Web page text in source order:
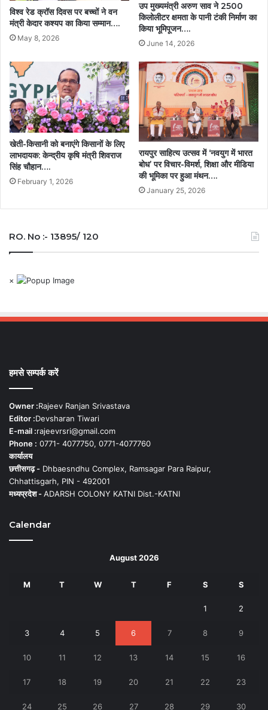
विश्व रेड क्रॉस दिवस पर बच्चों ने वन
मंत्री केदार कश्यप का किया सम्मान….
May 8, 2026
उप मुख्यमंत्री अरुण साव ने 2500
किलोलीटर क्षमता के पानी टंकी निर्माण का
किया भूमिपूजन….
June 14, 2026
खेती-किसानी को बनाएंगे किसानों के लिए
लाभदायक: केन्द्रीय कृषि मंत्री शिवराज
सिंह चौहान….
February 1, 2026
रायपुर साहित्य उत्सव में ‘नवयुग में भारत
बोध’ पर विचार-विमर्श, शिक्षा और मीडिया
की भूमिका पर हुआ मंथन….
January 25, 2026
RO. No :- 13895/ 120
×
हमसे सम्पर्क करें
Owner :Rajeev Ranjan Srivastava
Editor :Devsharan Tiwari
E-mail :rajeevrsri@gmail.com
Phone : 0771- 4077750, 0771-4077760
कार्यालय
छत्तीसगढ़ - Dhbaesndhu Complex, Ramsagar Para Raipur,
Chhattisgarh, PIN - 492001
मध्यप्रदेश -ADARSH COLONY KATNI Dist.-KATNI
Calendar
August 2026
M T W T F S S
1 2
3 4 5 6 7 8 9
10 11 12 13 14 15 16
17 18 19 20 21 22 23
24 25 26 27 28 29 30